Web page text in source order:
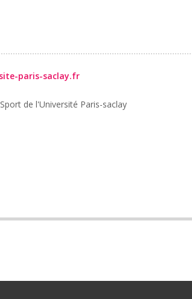
paris-saclay.fr
de l'Université Paris-saclay